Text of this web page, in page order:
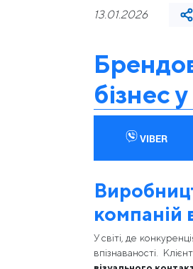
13.01.2026
бізнес
VIBER
компаній
У світі, де
впізнаваності.